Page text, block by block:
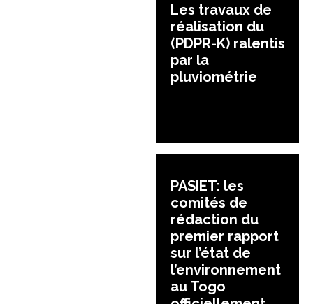
Les travaux de
réalisation du
(PDPR-K) ralentis
par la
pluviométrie
PASIET: les
comités de
rédaction du
premier rapport
sur l’état de
l’environnement
au Togo